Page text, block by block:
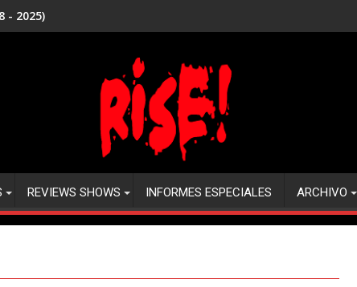
- 2025)
REVIEWS SHOWS INFORMES ESPECIALES ARCHIVO